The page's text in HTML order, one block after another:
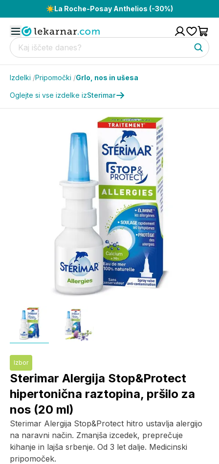
☀️La Roche-Posay Anthelios (-30%)
Izdelki /Pripomočki /Grlo, nos in ušesa
Oglejte si vse izdelke izSterimar
Izbor
Sterimar Alergija Stop&Protect
hipertonična raztopina, pršilo za
nos (20 ml)
Sterimar Alergija Stop&Protect hitro ustavlja alergijo
na naravni način. Zmanjša izcedek, preprečuje
kihanje in lajša srbenje. Od 3 let dalje. Medicinski
pripomoček.